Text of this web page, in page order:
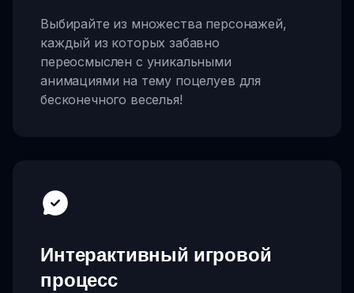
Выбирайте из множества персонажей,
каждый из которых забавно
переосмыслен с уникальными
анимациями на тему поцелуев для
бесконечного веселья!
Интерактивный игровой
процесс